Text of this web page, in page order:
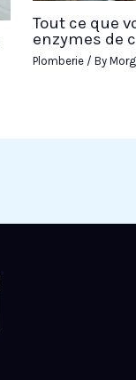
Tout ce que
enzymes de
Plomberie/ By